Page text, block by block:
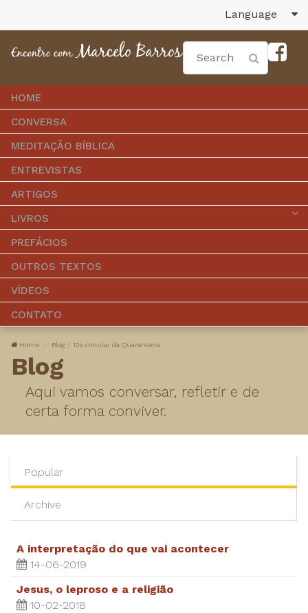
Language
HOME
CONVERSA
MEDITAÇÃO BÍBLICA
ENTREVISTAS
ARTIGOS
LIVROS
PREFÁCIOS
OUTROS TEXTOS
VÍDEOS
CONTATO
Home Blog 12a circular da Quarentena
Blog
Aqui vamos conversar, refletir e de
certa forma conviver.
Popular
Archive
A interpretação do que vai acontecer
14-06-2019
Jesus, o leproso e a religião
10-02-2018